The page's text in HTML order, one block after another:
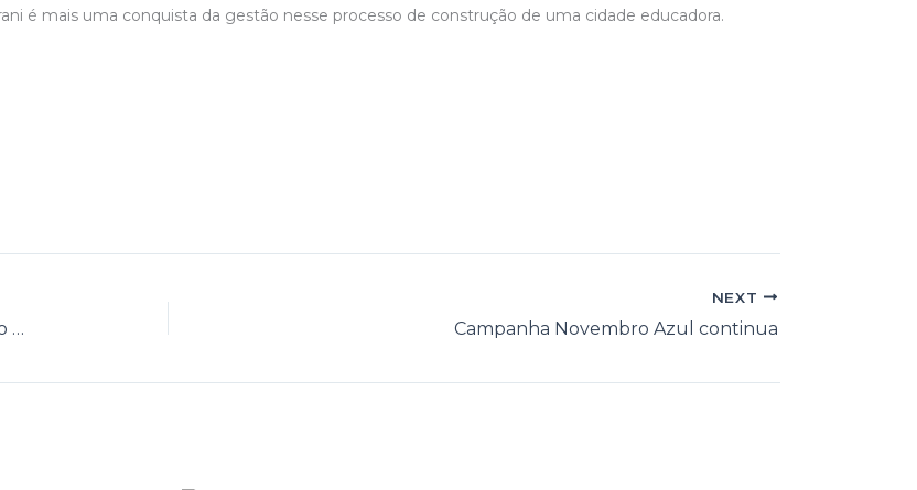
é mais uma conquista da gestão nesse processo de construção de uma cidade educadora.
Alunos da Escola Municipal Sizaltina Fernandes são premiados em Olimpíada de Astronomia
NEXT
Campanha Novembro Azul continua